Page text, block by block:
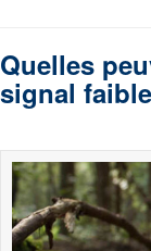
Quelles
signal